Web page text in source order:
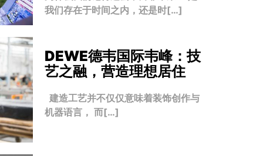
我们存在于时间之内，还是时[…]
DEWE德韦国际韦峰：技
艺之融，营造理想居住
建造工艺并不仅仅意味着装饰创作与
机器语言， 而[…]